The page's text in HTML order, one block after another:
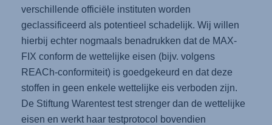
verschillende officiële instituten worden
geclassificeerd als potentieel schadelijk. Wij willen
hierbij echter nogmaals benadrukken dat de MAX-
FIX conform de wettelijke eisen (bijv. volgens
REACh-conformiteit) is goedgekeurd en dat deze
stoffen in geen enkele wettelijke eis verboden zijn.
De Stiftung Warentest test strenger dan de wettelijke
eisen en werkt haar testprotocol bovendien